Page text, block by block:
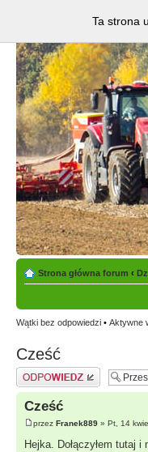
Strona główna forum ‹
Wątki bez odpowiedzi • Aktywne
Cześć
Odpowiedz
Cześć
przez Franek889 » Pt, 14
Hejka. Dołączyłem tutaj
Ta strona